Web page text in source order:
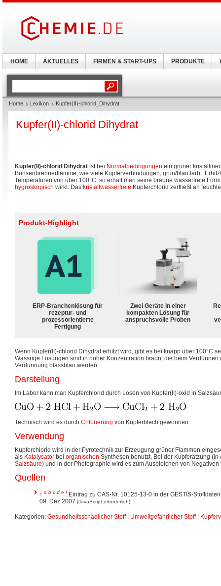
Home Lexikon Kupfer(II)-chlorid_Dihydrat
Kupfer(II)-chlorid Dihydrat
Kupfer(II)-chlorid Dihydrat ist bei Normalbedingungen ein grüner
Bunsenbrennerflamme, wie viele Kupferverbindungen, grün/blau färbt.
Temperaturen von über 100°C, so erhält man seine braune wasserfreie
hygroskopisch wirkt. Das kristallwasserfreie Kupferchlorid zerfließt an
Produkt-Highlight
ERP-Branchenlösung für
rezeptur- und
prozessorientierte
Fertigung
Zwei Geräte in einer
kompakten Lösung für
anspruchsvolle Proben
Wenn Kupfer(II)-chlorid Dihydrat erhitzt wird, gibt es bei knapp über 100°C
Wässrige Lösungen sind in hoher Konzentration braun, die beim Verdünnen
Verdünnung blassblau werden.
Darstellung
Im Labor kann man Kupferchlorid durch Lösen von Kupfer(II)-oxid in
Technisch wird es durch Chlorierung von Kupferblech gewonnen.
Verwendung
Kupferchlorid wird in der Pyrotechnik zur Erzeugung grüner Flammen
als Katalysator bei organischen Synthesen benutzt. Bei der Kupferätzung (in
Salzsäure) und in der Photographie wird es zum Ausbleichen von Negativen
Quellen
↑ a b c d e f Eintrag zu CAS-Nr. 10125-13-0 in der GESTIS-
09. Dez 2007 (JavaScript erforderlich)
Kategorien: Gesundheitsschädlicher Stoff| Umweltgefährlicher Stoff|
HOME AKTUELLES FIRMEN & START-UPS PRODUKTE